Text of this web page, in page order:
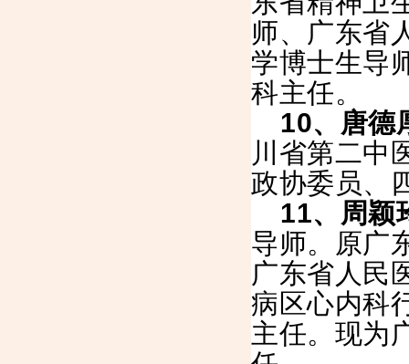
师、广东省
学博士生导
科主任。
10、唐德
川省第二中
政协委员、
11、周颖
导师。原广
广东省人民
病区心内科
主任。现为